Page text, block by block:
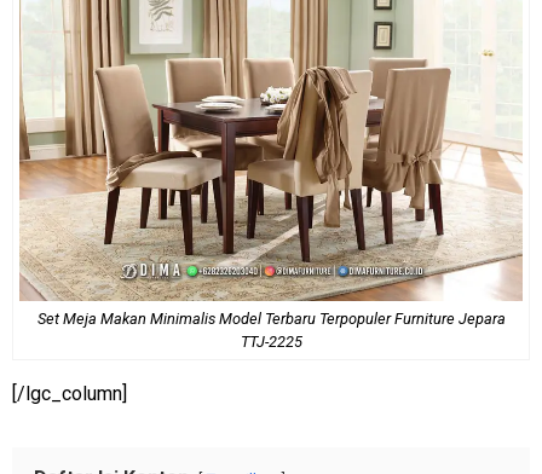
Set Meja Makan Minimalis Model Terbaru Terpopuler Furniture Jepara
TTJ-2225
[/lgc_column]